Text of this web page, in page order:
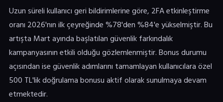
Uzun süreli kullanıcı geri bildirimlerine göre, 2FA etkinleştirme
oranı 2026'nın ilk çeyreğinde %78'den %84'e yükselmiştir. Bu
artışta Mart ayında başlatılan güvenlik farkındalık
kampanyasının etkili olduğu gözlemlenmiştir. Bonus durumu
açısından ise güvenlik adımlarını tamamlayan kullanıcılara özel
500 TL'lik doğrulama bonusu aktif olarak sunulmaya devam
etmektedir.